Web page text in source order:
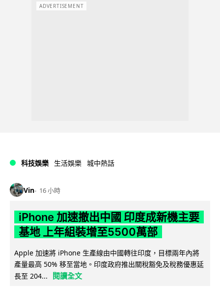
ADVERTISEMENT
科技娛樂 生活娛樂 城中熱話
Vin 16 小時
iPhone 加速撤出中國 印度成新機主要
基地 上年組裝增至5500萬部
Apple 加速將 iPhone 生產線由中國轉往印度，目標兩年內將
產量最高 50% 移至當地。印度政府推出關稅豁免及稅務優惠延
長至 204...
閱讀全文